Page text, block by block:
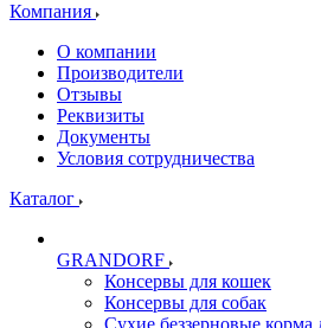
Компания
О компании
Производители
Отзывы
Реквизиты
Документы
Условия сотрудничества
Каталог
GRANDORF
Консервы для кошек
Консервы для собак
Сухие беззерновые корма